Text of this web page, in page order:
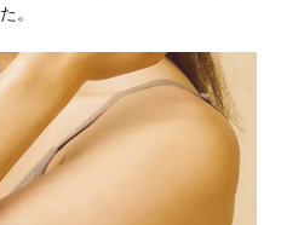
。